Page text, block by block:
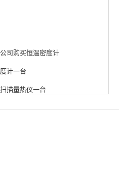
司购买恒温密度计
计一台
描量热仪一台